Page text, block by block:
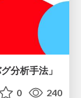
分析手法」
0 240